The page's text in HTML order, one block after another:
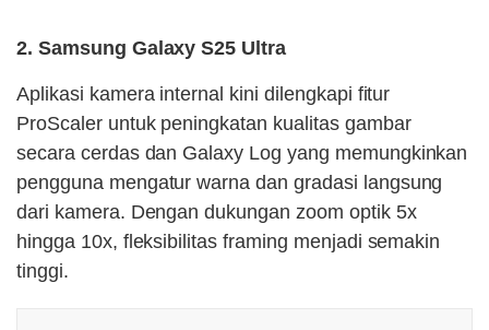
2. Samsung Galaxy S25 Ultra
Aplikasi kamera internal kini dilengkapi fitur
ProScaler untuk peningkatan kualitas gambar
secara cerdas dan Galaxy Log yang memungkinkan
pengguna mengatur warna dan gradasi langsung
dari kamera. Dengan dukungan zoom optik 5x
hingga 10x, fleksibilitas framing menjadi semakin
tinggi.